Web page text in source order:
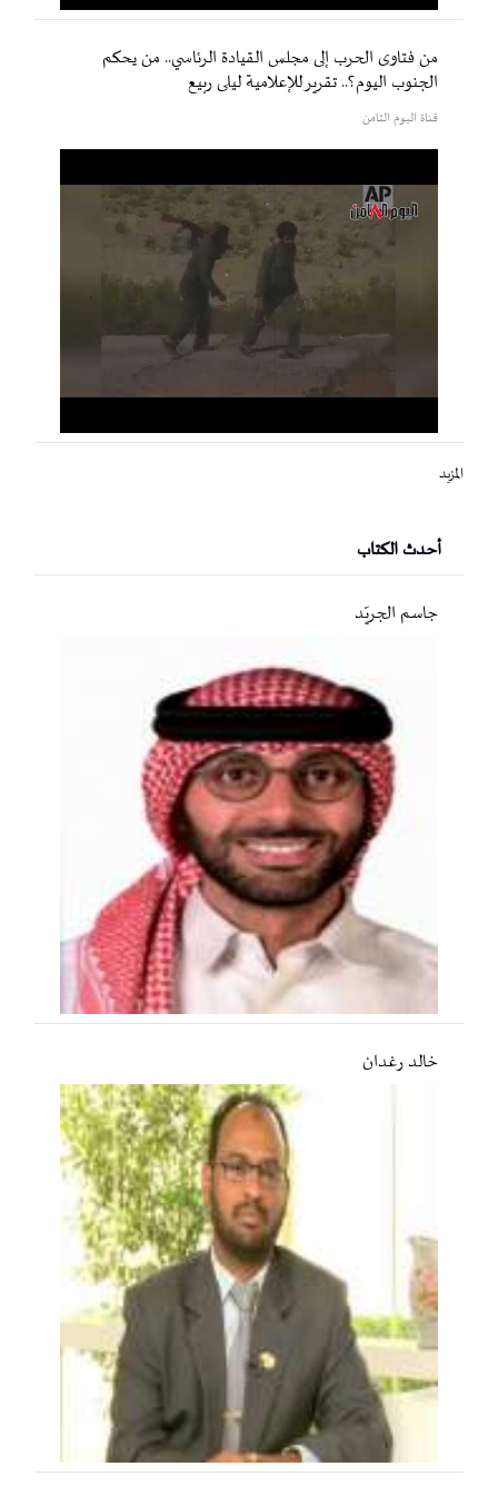
من فتاوى الحرب إلى مجلس القيادة الرئاسي.. من يحكم
الجنوب اليوم؟.. تقرير للإعلامية ليلى ربيع
قناة اليوم الثامن
المزيد
أحدث الكتاب
جاسم الجريّد
خالد رغدان